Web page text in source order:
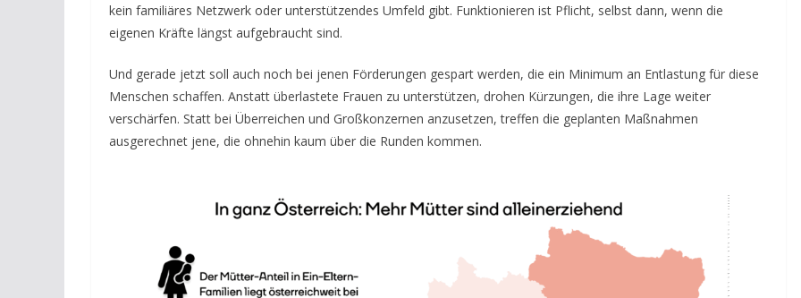
kein familiäres Netzwerk oder unterstützendes Umfeld gibt. Funktionieren ist Pflicht, selbst dann, wenn die
eigenen Kräfte längst aufgebraucht sind.
Und gerade jetzt soll auch noch bei jenen Förderungen gespart werden, die ein Minimum an Entlastung für diese
Menschen schaffen. Anstatt überlastete Frauen zu unterstützen, drohen Kürzungen, die ihre Lage weiter
verschärfen. Statt bei Überreichen und Großkonzernen anzusetzen, treffen die geplanten Maßnahmen
ausgerechnet jene, die ohnehin kaum über die Runden kommen.